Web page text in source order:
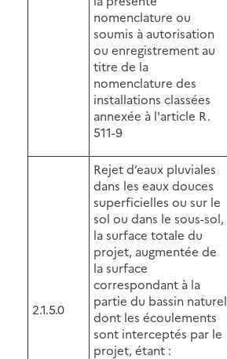
nomenclature ou
soumis à autorisation
ou enregistrement au
titre de la
nomenclature des
installations classées
annexée à l'article R.
511-9
2.1.5.0
Rejet d’eaux pluviales
dans les eaux douces
superficielles ou sur le
sol ou dans le sous-sol,
la surface totale du
projet, augmentée de
la surface
correspondant à la
partie du bassin naturel
dont les écoulements
sont interceptés par le
projet, étant :